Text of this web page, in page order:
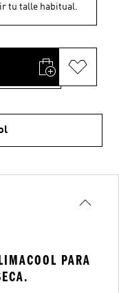
tu talle habitual.
PARA